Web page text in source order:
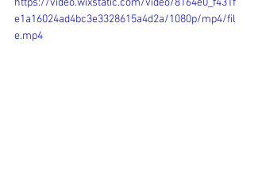
https://video.wixstatic.com/video/8164e0_f431f
e1a16024ad4bc3e3328615a4d2a/1080p/mp4/fil
e.mp4